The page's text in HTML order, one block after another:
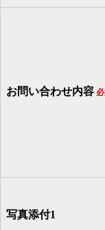
お問い合わせ内容
写真添付1